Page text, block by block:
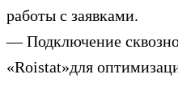
работы с заявками.
— Подключение
«Roistat»для